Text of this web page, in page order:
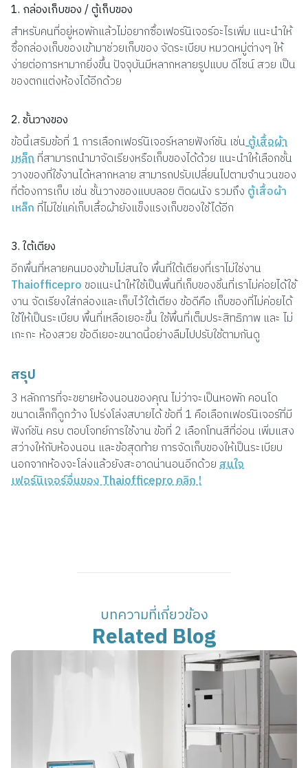
1. กล่องเก็บของ / ตู้เก็บของ
สำหรับคนที่อยู่หอพักแล้วไม่อยากซื้อเฟอร์นิเจอร์อะไรเพิ่ม แนะนำให้
ซื้อกล่องเก็บของเข้ามาช่วยเก็บของ จัดระเบียบ หมวดหมู่ต่างๆ ให้
ง่ายต่อการหามากยิ่งขึ้น ปัจจุบันมีหลากหลายรูปแบบ ดีไซน์ สวย เป็น
ของตกแต่งห้องได้อีกด้วย
2. ชั้นวางของ
ข้อนี้เสริมข้อที่ 1 การเลือกเฟอร์นิเจอร์หลายฟังก์ชัน เช่นตู้เสื้อผ้า
เหล็กที่สามารถนำมาจัดเรียงหรือเก็บของได้ด้วย แนะนำให้เลือกชั้น
วางของที่ใช้งานได้หลากหลาย สามารถปรับเปลี่ยนไปตามจำนวนของ
ที่ต้องการเก็บ เช่น ชั้นวางของแบบลอย ติดผนัง รวมถึง ตู้เสื้อผ้า
เหล็ก ที่ไม่ใช่แค่เก็บเสื้อผ้ายังแข็งแรงเก็บของใช้ได้อีก
3. ใต้เตียง
อีกพื้นที่หลายคนมองข้ามไม่สนใจ พื้นที่ใต้เตียงที่เราไม่ใช่งาน
Thaiofficepro ขอแนะนำให้ใช้เป็นพื้นที่เก็บของชิ้นที่เราไม่ค่อยได้ใช้
งาน จัดเรียงใส่กล่องและเก็บไว้ใต้เตียง ข้อดีคือ เก็บของที่ไม่ค่อยได้
ใช้ให้เป็นระเบียบ พื้นที่เหลือเยอะขึ้น ใช้พื้นที่เต็มประสิทธิภาพ และ ไม่
เกะกะ ห้องสวย ข้อดีเยอะขนาดนี้อย่างลืมไปปรับใช้ตามกันดู
สรุป
3 หลักการที่จะขยายห้องนอนของคุณ ไม่ว่าจะเป็นหอพัก คอนโด
ขนาดเล็กก็ดูกว้าง โปร่งโล่งสบายได้ ข้อที่ 1 คือเลือกเฟอร์นิเจอร์ที่มี
ฟังก์ชัน ครบ ตอบโจทย์การใช้งาน ข้อที่ 2 เลือกโทนสีที่อ่อน เพิ่มแสง
สว่างให้กับห้องนอน และข้อสุดท้าย การจัดเก็บของให้เป็นระเบียบ
นอกจากห้องจะโล่งแล้วยังสะอาดน่านอนอีกด้วยสนใจ
เฟอร์นิเจอร์อื่นของ Thaiofficepro คลิก !
บทความที่เกี่ยวข้อง
Related Blog